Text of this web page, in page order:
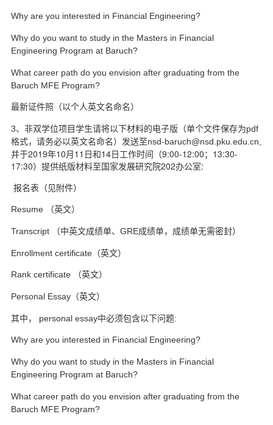
Why are you interested in Financial Engineering?
Why do you want to study in the Masters in Financial
Engineering Program at Baruch?
What career path do you envision after graduating from the
Baruch MFE Program?
最新证件照（以个人英文名命名）
3、非双学位项目学生请将以下材料的电子版（单个文件保存为pdf
格式，请务必以英文名命名）发送至nsd-baruch@nsd.pku.edu.cn,
并于2019年10月11日和14日工作时间（9:00-12:00；13:30-
17:30）提供纸版材料至国家发展研究院202办公室:
报名表（见附件）
Resume （英文）
Transcript （中英文成绩单、GRE成绩单，成绩单无需密封）
Enrollment certificate （英文）
Rank certificate （英文）
Personal Essay （英文）
其中， personal essay中必须包含以下问题:
Why are you interested in Financial Engineering?
Why do you want to study in the Masters in Financial
Engineering Program at Baruch?
What career path do you envision after graduating from the
Baruch MFE Program?